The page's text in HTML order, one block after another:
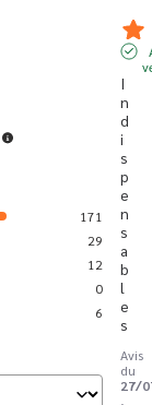
171
29
12
0
6
I
n
d
i
s
p
e
n
s
a
b
l
e
s
Avis
du
27/
,